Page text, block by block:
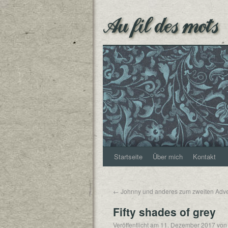
Au fil des mots
Startseite Über mich Kontakt
← Johnny und anderes zum zweiten
Fifty shades of grey
Veröffentlicht am 11. Dezember 2017von